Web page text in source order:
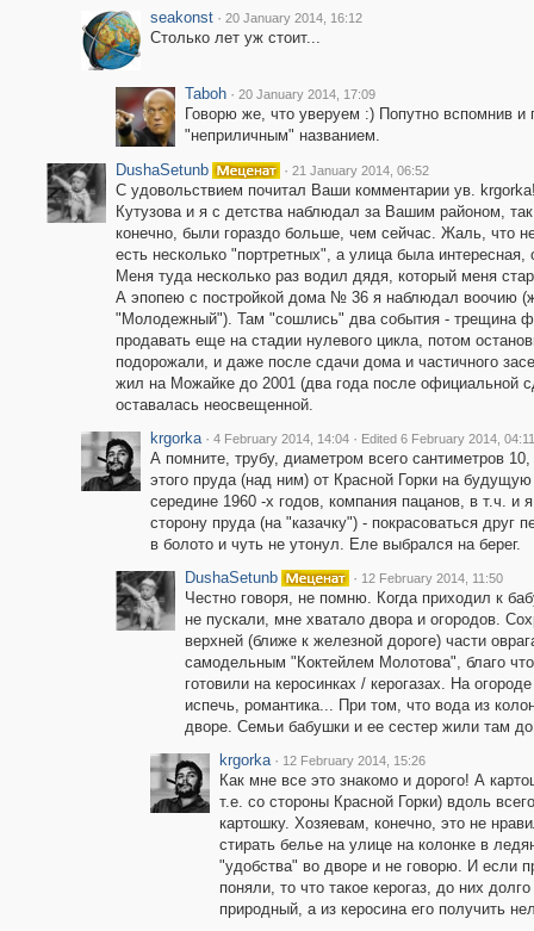
seakonst · 20 January 2014, 16:12
Столько лет уж стоит...
Taboh · 20 January 2014, 17:09
Говорю же, что уверуем :) Попутно вспомнив
"неприличным" названием.
DushaSetunb
· 21 January 2014, 06:52
С удовольствием почитал Ваши комментарии ув.
Кутузова и я с детства наблюдал за Вашим районом,
конечно, были гораздо больше, чем сейчас. Жаль, что
есть несколько "портретных", а улица была
Меня туда несколько раз водил дядя, который меня
А эпопею с постройкой дома № 36 я наблюдал воочию
"Молодежный"). Там "сошлись" два события - трещина
продавать еще на стадии нулевого цикла, потом
подорожали, и даже после сдачи дома и частичного
жил на Можайке до 2001 (два года после официальной
оставалась неосвещенной.
krgorka · 4 February 2014, 14:04 · Edited 6 February 2014, 04:11
А помните, трубу, диаметром всего сантиметров
этого пруда (над ним) от Красной Горки на
середине 1960 -х годов, компания пацанов, в т.ч.
сторону пруда (на "казачку") - покрасоваться
в болото и чуть не утонул. Еле выбрался на берег.
DushaSetunb
· 12 February 2014, 11:50
Честно говоря, не помню. Когда приходил к
не пускали, мне хватало двора и огородов.
верхней (ближе к железной дороге) части
самодельным "Коктейлем Молотова", благо
готовили на керосинках / керогазах. На
испечь, романтика... При том, что вода из
дворе. Семьи бабушки и ее сестер жили там до
krgorka · 12 February 2014, 15:26
Как мне все это знакомо и дорого! А
т.е. со стороны Красной Горки) вдоль
картошку. Хозяевам, конечно, это не
стирать белье на улице на колонке в
"удобства" во дворе и не говорю. И если
поняли, то что такое керогаз, до них
природный, а из керосина его получить